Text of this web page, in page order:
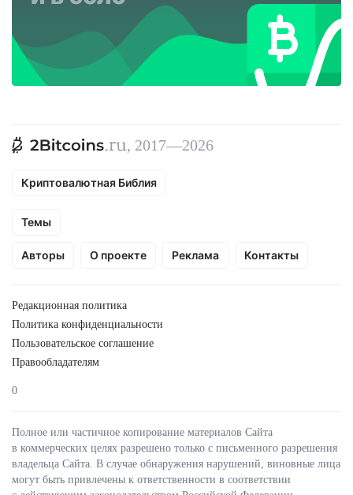
, 2017—2026
Криптовалютная Библия
Темы
Авторы О проекте Реклама Контакты
Редакционная политика
Политика конфиденциальности
Пользовательское соглашение
Правообладателям
0
Полное или частичное копирование материалов Сайта
в коммерческих целях разрешено только с письменного разрешения
владельца Сайта. В случае обнаружения нарушений, виновные лица
могут быть привлечены к ответственности в соответствии